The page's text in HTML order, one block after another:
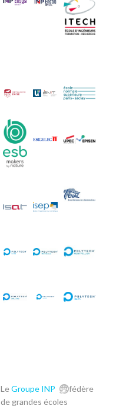
LeGroupe INP
fédère
de grandes écoles